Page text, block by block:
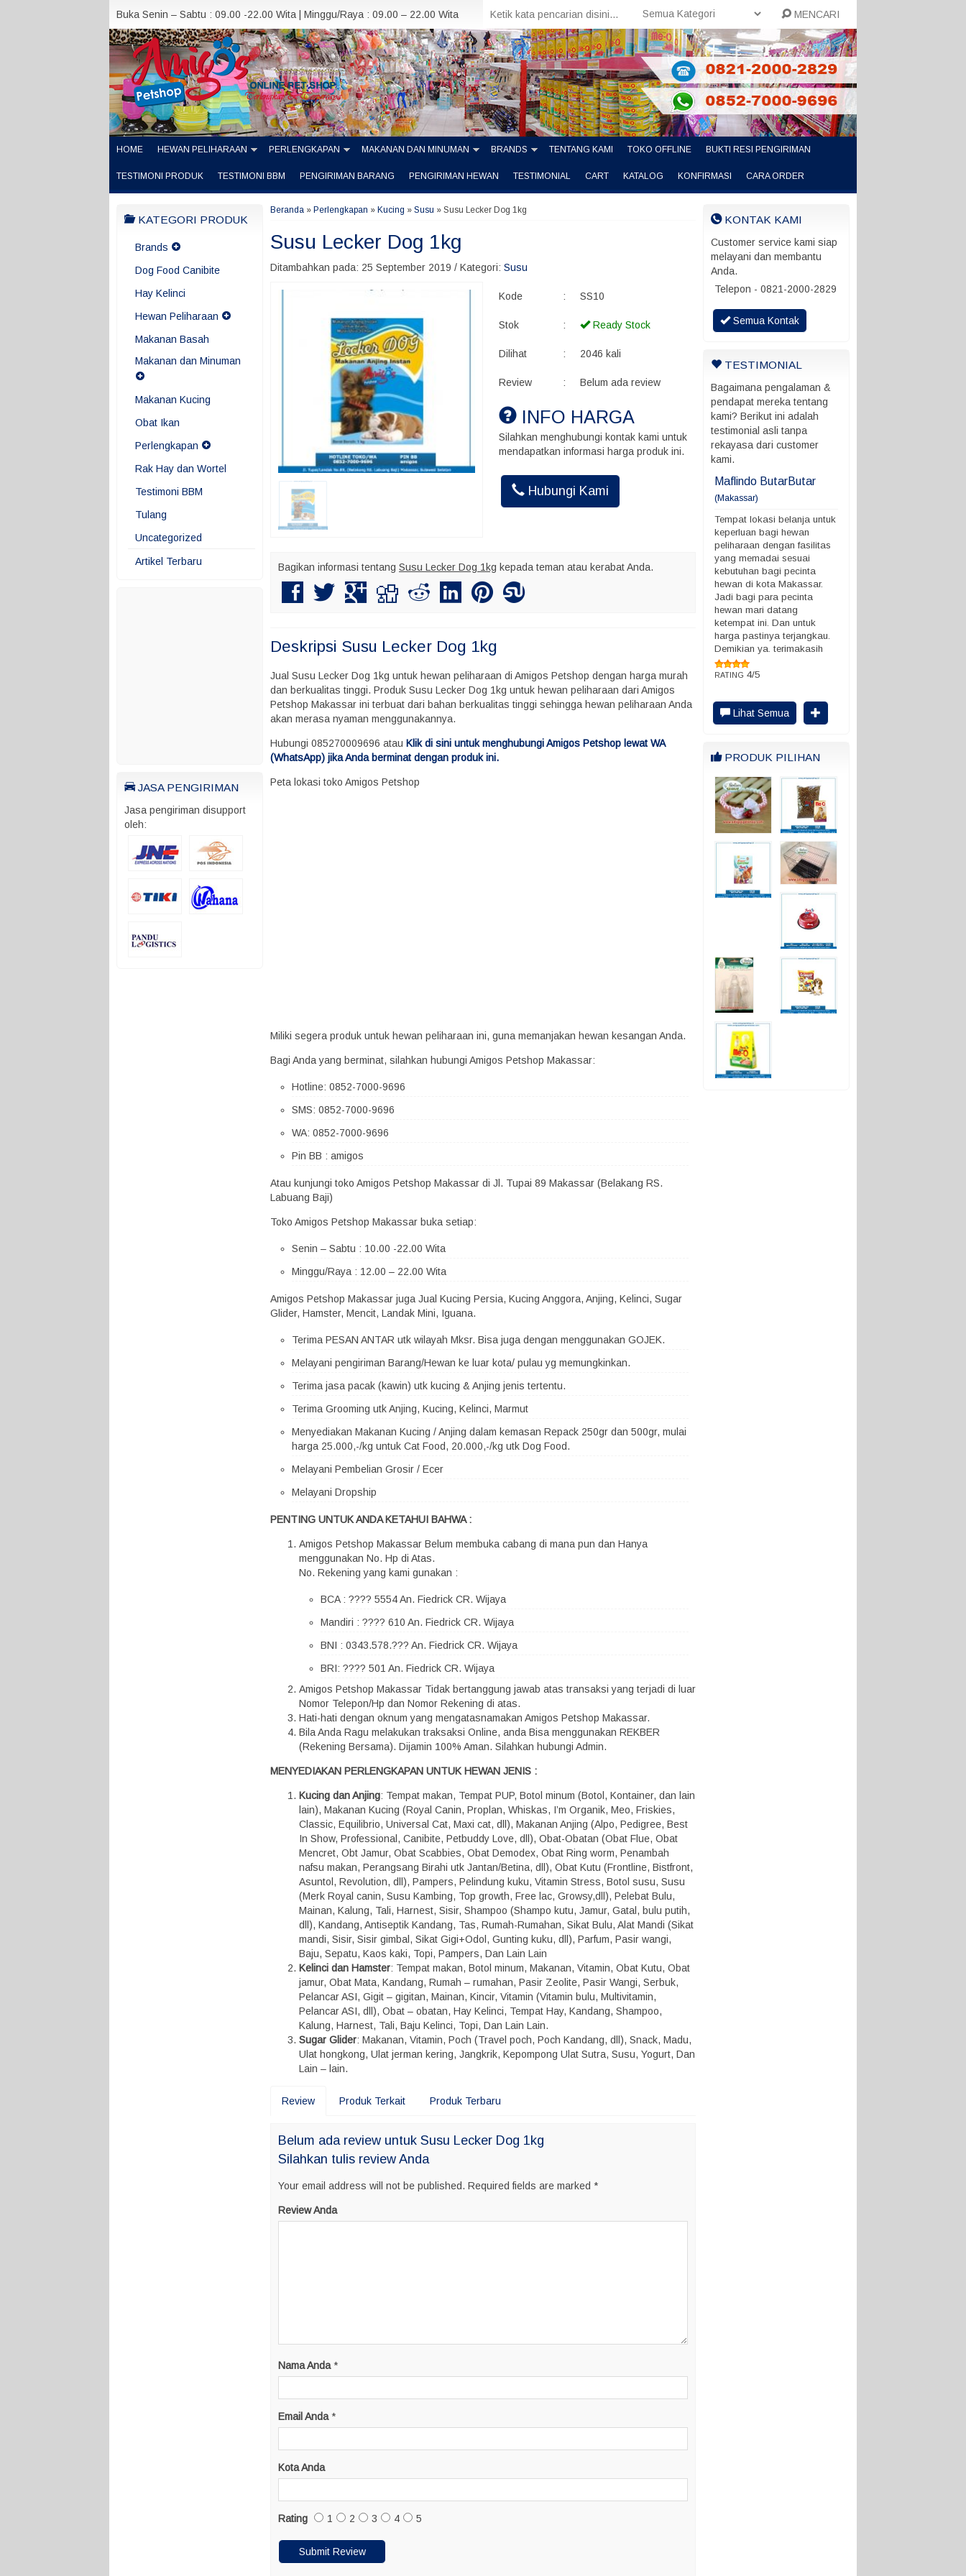
Buka Senin – Sabtu : 09.00 -22.00 Wita | Minggu/Raya : 09.00 – 22.00 Wita MENCARI
HOME HEWAN PELIHARAAN PERLENGKAPAN MAKANAN DAN MINUMAN BRANDS TENTANG KAMI TOKO OFFLINE BUKTI RESI PENGIRIMAN
TESTIMONI PRODUK TESTIMONI BBM PENGIRIMAN BARANG PENGIRIMAN HEWAN TESTIMONIAL CART KATALOG KONFIRMASI CARA ORDER
KATEGORI PRODUK
Brands
Dog Food Canibite
Hay Kelinci
Hewan Peliharaan
Makanan Basah
Makanan dan Minuman
Makanan Kucing
Obat Ikan
Perlengkapan
Rak Hay dan Wortel
Testimoni BBM
Tulang
Uncategorized
Artikel Terbaru
JASA PENGIRIMAN
Jasa pengiriman disupport
oleh:
Beranda » Perlengkapan » Kucing » Susu » Susu Lecker Dog 1kg
Susu Lecker Dog 1kg
Ditambahkan pada: 25 September 2019 / Kategori: Susu
Kode : SS10
Stok : Ready Stock
Dilihat : 2046 kali
Review : Belum ada review
INFO HARGA
Silahkan menghubungi kontak kami untuk
mendapatkan informasi harga produk ini.
Hubungi Kami
Bagikan informasi tentang Susu Lecker Dog 1kg kepada teman atau kerabat Anda.
Deskripsi Susu Lecker Dog 1kg
Jual Susu Lecker Dog 1kg untuk hewan peliharaan di Amigos Petshop dengan harga murah
dan berkualitas tinggi. Produk Susu Lecker Dog 1kg untuk hewan peliharaan dari Amigos
Petshop Makassar ini terbuat dari bahan berkualitas tinggi sehingga hewan peliharaan Anda
akan merasa nyaman menggunakannya.
Hubungi 085270009696 atau Klik di sini untuk menghubungi Amigos Petshop lewat WA
(WhatsApp) jika Anda berminat dengan produk ini.
Peta lokasi toko Amigos Petshop
Miliki segera produk untuk hewan peliharaan ini, guna memanjakan hewan kesangan Anda.
Bagi Anda yang berminat, silahkan hubungi Amigos Petshop Makassar:
Hotline: 0852-7000-9696
SMS: 0852-7000-9696
WA: 0852-7000-9696
Pin BB : amigos
Atau kunjungi toko Amigos Petshop Makassar di Jl. Tupai 89 Makassar (Belakang RS.
Labuang Baji)
Toko Amigos Petshop Makassar buka setiap:
Senin – Sabtu : 10.00 -22.00 Wita
Minggu/Raya : 12.00 – 22.00 Wita
Amigos Petshop Makassar juga Jual Kucing Persia, Kucing Anggora, Anjing, Kelinci, Sugar
Glider, Hamster, Mencit, Landak Mini, Iguana.
Terima PESAN ANTAR utk wilayah Mksr. Bisa juga dengan menggunakan GOJEK.
Melayani pengiriman Barang/Hewan ke luar kota/ pulau yg memungkinkan.
Terima jasa pacak (kawin) utk kucing & Anjing jenis tertentu.
Terima Grooming utk Anjing, Kucing, Kelinci, Marmut
Menyediakan Makanan Kucing / Anjing dalam kemasan Repack 250gr dan 500gr, mulai
harga 25.000,-/kg untuk Cat Food, 20.000,-/kg utk Dog Food.
Melayani Pembelian Grosir / Ecer
Melayani Dropship
PENTING UNTUK ANDA KETAHUI BAHWA :
Amigos Petshop Makassar Belum membuka cabang di mana pun dan Hanya
menggunakan No. Hp di Atas.
No. Rekening yang kami gunakan :
BCA : ???? 5554 An. Fiedrick CR. Wijaya
Mandiri : ???? 610 An. Fiedrick CR. Wijaya
BNI : 0343.578.??? An. Fiedrick CR. Wijaya
BRI: ???? 501 An. Fiedrick CR. Wijaya
Amigos Petshop Makassar Tidak bertanggung jawab atas transaksi yang terjadi di luar
Nomor Telepon/Hp dan Nomor Rekening di atas.
Hati-hati dengan oknum yang mengatasnamakan Amigos Petshop Makassar.
Bila Anda Ragu melakukan traksaksi Online, anda Bisa menggunakan REKBER
(Rekening Bersama). Dijamin 100% Aman. Silahkan hubungi Admin.
MENYEDIAKAN PERLENGKAPAN UNTUK HEWAN JENIS :
Kucing dan Anjing: Tempat makan, Tempat PUP, Botol minum (Botol, Kontainer, dan lain
lain), Makanan Kucing (Royal Canin, Proplan, Whiskas, I’m Organik, Meo, Friskies,
Classic, Equilibrio, Universal Cat, Maxi cat, dll), Makanan Anjing (Alpo, Pedigree, Best
In Show, Professional, Canibite, Petbuddy Love, dll), Obat-Obatan (Obat Flue, Obat
Mencret, Obt Jamur, Obat Scabbies, Obat Demodex, Obat Ring worm, Penambah
nafsu makan, Perangsang Birahi utk Jantan/Betina, dll), Obat Kutu (Frontline, Bistfront,
Asuntol, Revolution, dll), Pampers, Pelindung kuku, Vitamin Stress, Botol susu, Susu
(Merk Royal canin, Susu Kambing, Top growth, Free lac, Growsy,dll), Pelebat Bulu,
Mainan, Kalung, Tali, Harnest, Sisir, Shampoo (Shampo kutu, Jamur, Gatal, bulu putih,
dll), Kandang, Antiseptik Kandang, Tas, Rumah-Rumahan, Sikat Bulu, Alat Mandi (Sikat
mandi, Sisir, Sisir gimbal, Sikat Gigi+Odol, Gunting kuku, dll), Parfum, Pasir wangi,
Baju, Sepatu, Kaos kaki, Topi, Pampers, Dan Lain Lain
Kelinci dan Hamster: Tempat makan, Botol minum, Makanan, Vitamin, Obat Kutu, Obat
jamur, Obat Mata, Kandang, Rumah – rumahan, Pasir Zeolite, Pasir Wangi, Serbuk,
Pelancar ASI, Gigit – gigitan, Mainan, Kincir, Vitamin (Vitamin bulu, Multivitamin,
Pelancar ASI, dll), Obat – obatan, Hay Kelinci, Tempat Hay, Kandang, Shampoo,
Kalung, Harnest, Tali, Baju Kelinci, Topi, Dan Lain Lain.
Sugar Glider: Makanan, Vitamin, Poch (Travel poch, Poch Kandang, dll), Snack, Madu,
Ulat hongkong, Ulat jerman kering, Jangkrik, Kepompong Ulat Sutra, Susu, Yogurt, Dan
Lain – lain.
Review Produk Terkait Produk Terbaru
Belum ada review untuk Susu Lecker Dog 1kg
Silahkan tulis review Anda
Your email address will not be published. Required fields are marked *
Review Anda
Nama Anda *
Email Anda *
Kota Anda
Rating 1 2 3 4 5
KONTAK KAMI
Customer service kami siap
melayani dan membantu
Anda.
Telepon - 0821-2000-2829
Semua Kontak
TESTIMONIAL
Bagaimana pengalaman &
pendapat mereka tentang
kami? Berikut ini adalah
testimonial asli tanpa
rekayasa dari customer
kami.
Akhmad Insani
Kalo kirim burung ada batas
Maflindo ButarButar
(Makassar)
Tempat lokasi belanja untuk
keperluan bagi hewan
peliharaan dengan fasilitas
yang memadai sesuai
kebutuhan bagi pecinta
hewan di kota Makassar.
Jadi bagi para pecinta
hewan mari datang
ketempat ini. Dan untuk
harga pastinya terjangkau.
Demikian ya. terimakasih
RATING 4/5
Lihat Semua
PRODUK PILIHAN